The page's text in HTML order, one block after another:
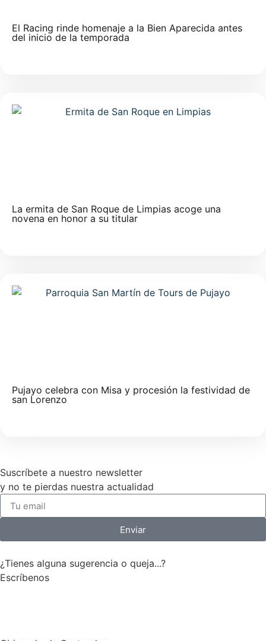
El Racing rinde homenaje a la Bien Aparecida antes
del inicio de la temporada
La ermita de San Roque de Limpias acoge una
novena en honor a su titular
Pujayo celebra con Misa y procesión la festividad de
san Lorenzo
Suscríbete a nuestro newsletter
y no te pierdas nuestra actualidad
Enviar
¿Tienes alguna sugerencia o queja...?
Escríbenos